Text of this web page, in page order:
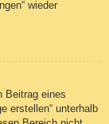
wieder
Beitrag eines
erstellen“ unterhalb